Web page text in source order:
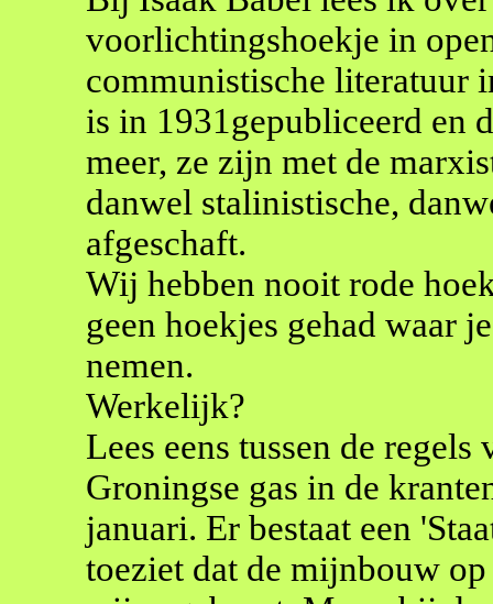
voorlichtingshoekje in
communistische literatuur
is in 1931gepubliceerd en
meer, ze zijn met de
danwel stalinistische,
afgeschaft.
Wij hebben nooit rode
geen hoekjes gehad waar
nemen.
Werkelijk?
Lees eens tussen de
Groningse gas in de
januari. Er bestaat een
toeziet dat de mijnbouw